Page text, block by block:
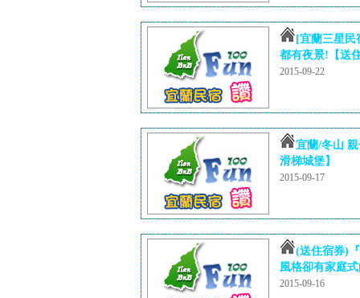
[宜蘭三星民
都有夜景!【送
2015-09-22
宜蘭/冬山
滑梯城堡】
2015-09-17
(送住宿券)
風格卻有家庭
2015-09-16